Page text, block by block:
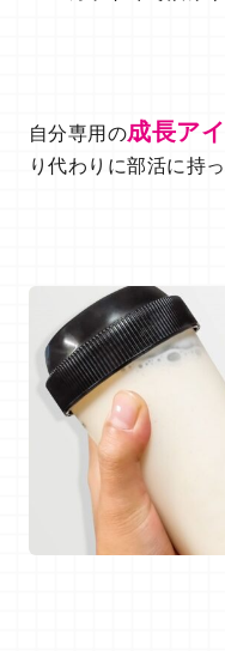
自分専用の成長ア
り代わりに部活に持